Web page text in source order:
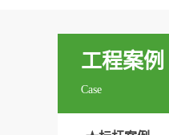
工程案例
Case